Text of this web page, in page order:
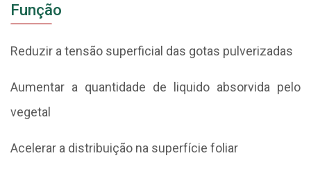
Função
Reduzir a tensão superficial das gotas pulverizadas
Aumentar a quantidade de liquido absorvida pelo
vegetal
Acelerar a distribuição na superfície foliar